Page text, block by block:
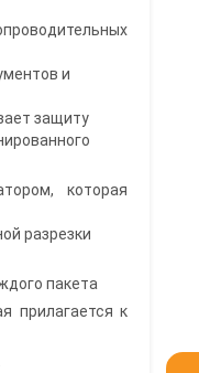
и
защиту
которая
разрезки
пакета
прилагается к